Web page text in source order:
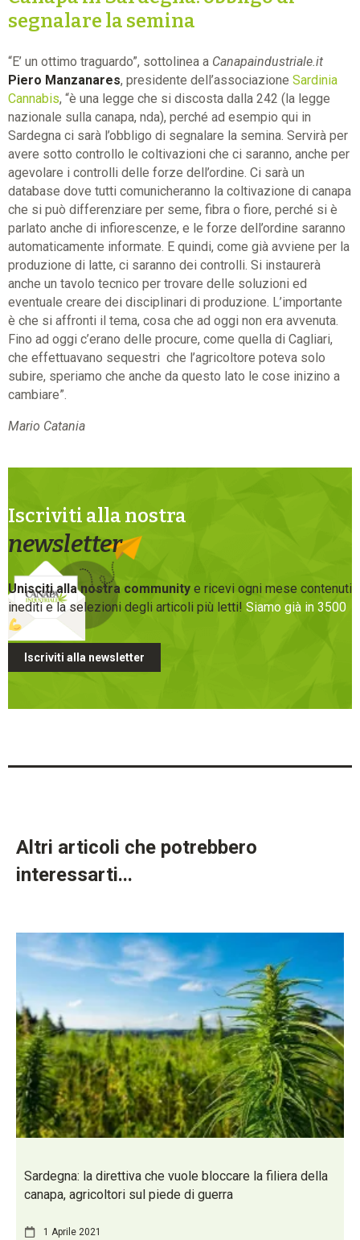
segnalare la semina
“E’ un ottimo traguardo”, sottolinea a Canapaindustriale.it
Piero Manzanares, presidente dell’associazione Sardinia
Cannabis, “è una legge che si discosta dalla 242 (la legge
nazionale sulla canapa, nda), perché ad esempio qui in
Sardegna ci sarà l’obbligo di segnalare la semina. Servirà per
avere sotto controllo le coltivazioni che ci saranno, anche per
agevolare i controlli delle forze dell’ordine. Ci sarà un
database dove tutti comunicheranno la coltivazione di canapa
che si può differenziare per seme, fibra o fiore, perché si è
parlato anche di infiorescenze, e le forze dell’ordine saranno
automaticamente informate. E quindi, come già avviene per la
produzione di latte, ci saranno dei controlli. Si instaurerà
anche un tavolo tecnico per trovare delle soluzioni ed
eventuale creare dei disciplinari di produzione. L’importante
è che si affronti il tema, cosa che ad oggi non era avvenuta.
Fino ad oggi c’erano delle procure, come quella di Cagliari,
che effettuavano sequestri che l’agricoltore poteva solo
subire, speriamo che anche da questo lato le cose inizino a
cambiare”.
Mario Catania
Iscriviti alla nostra
newsletter
Unisciti alla nostra community e ricevi ogni mese contenuti
inediti e la selezioni degli articoli più letti! Siamo già in 3500
Iscriviti alla newsletter
Altri articoli che potrebbero
interessarti...
Sardegna: la direttiva che vuole bloccare la filiera della
canapa, agricoltori sul piede di guerra
1 Aprile 2021